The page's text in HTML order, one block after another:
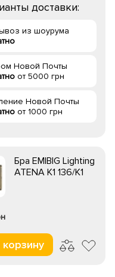
доставки:
из шоурума
Новой Почты
от 5000 грн
Новой Почты
от 1000 грн
Бра EMIBIG Lighting
ATENA K1 136/K1
корзину